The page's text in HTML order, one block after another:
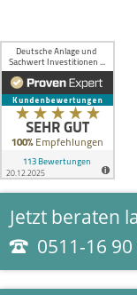
Jetzt beraten
0511-16 90